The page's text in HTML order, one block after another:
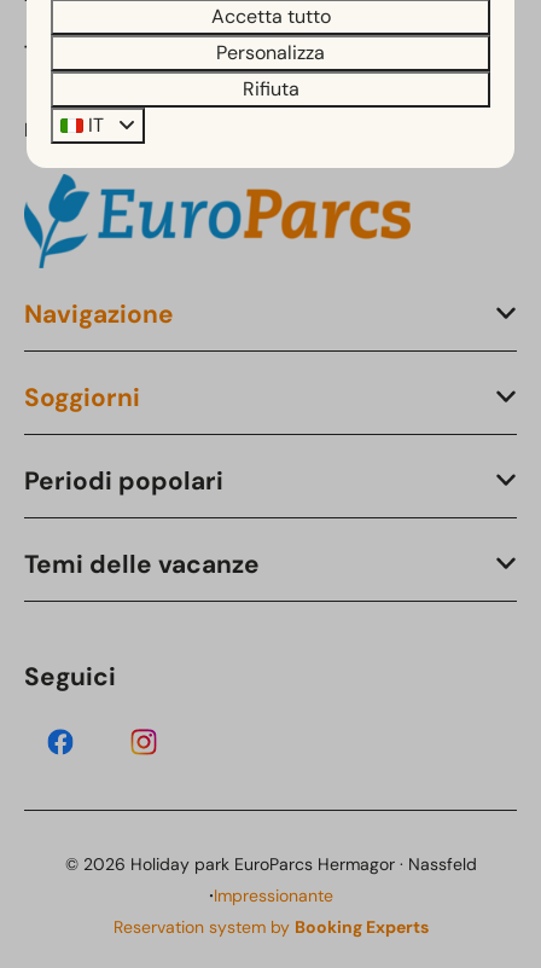
Telefono: +43 4 282 20 51
Parte di:
Navigazione
Soggiorni
Periodi popolari
Temi delle vacanze
Seguici
© 2026 Holiday park EuroParcs Hermagor · Nassfeld
·Impressionante
Reservation system by Booking Experts
Accetta tutto
Personalizza
Rifiuta
IT